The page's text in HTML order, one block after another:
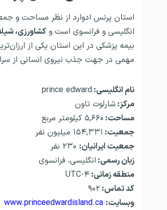
استان پرنس ادوارد از نظر مساحت و
انگلیسی و فرانسوی است و کشاورزی،
بیمه پزشکی در این استان یکی از
مهمی در جهت جذب نیروی انسانی از
نام انگلیسی:prince edward
مرکز: شارلوت تاون
مساحت: ۵,۶۶۰ کیلومتر مربع
جمعیت: ۱۵۴,۳۳۱ میلیون نفر
جمعیت ایرانیان:
زبان رسمی: انگلیسی، فرانسوی
منطقه زمانی:UTC-۴
کد تماس: ۹۰۲
وبسایت: www.princeedwardisland.ca